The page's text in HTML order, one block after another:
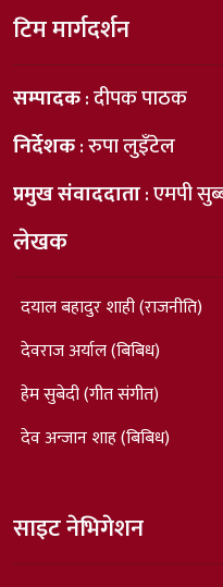
टिम मार्गदर्शन
सम्पादक: दीपक पाठक
निर्देशक: रुपा लुइँटेल
प्रमुख संवाददाता: एमपी
लेखक
दयाल बहादुर शाही (राजनीति)
देवराज अर्याल (बिबिध)
हेम सुबेदी (गीत संगीत)
देव अन्जान शाह (बिबिध)
साइट नेभिगेशन